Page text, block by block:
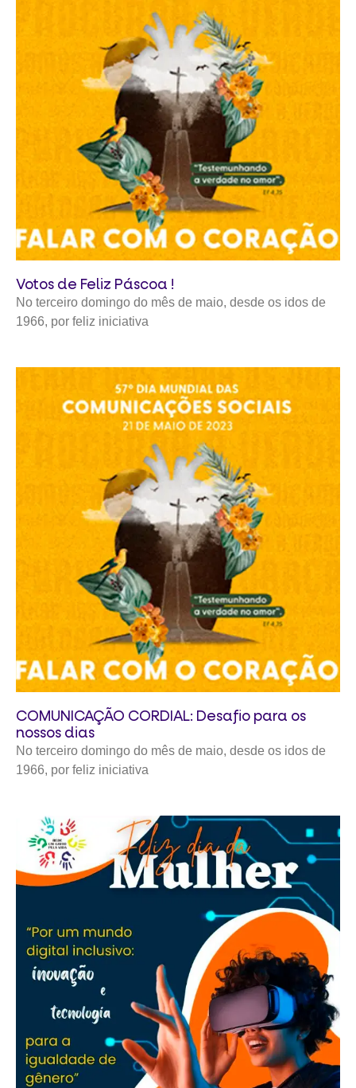
Votos de Feliz Páscoa !
No terceiro domingo do mês de maio, desde os idos de
1966, por feliz iniciativa
COMUNICAÇÃO CORDIAL: Desafio para os
nossos dias
No terceiro domingo do mês de maio, desde os idos de
1966, por feliz iniciativa